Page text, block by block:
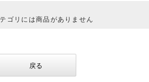
ゴリには商品がありません
戻る